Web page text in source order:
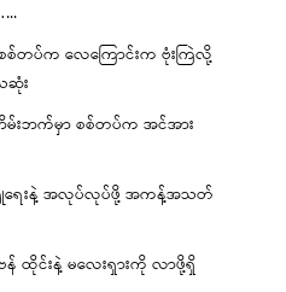
စစ်တပ်က လေကြောင်းက ဗုံးကြဲလို့
ဆုံး
ဘိမ်းဘက်မှာ စစ်တပ်က အင်အား
ြုံရေးနဲ့ အလုပ်လုပ်ဖို့ အကန့်အသတ်
ဗန် ထိုင်းနဲ့ မလေးရှားကို လာဖို့ရှိ